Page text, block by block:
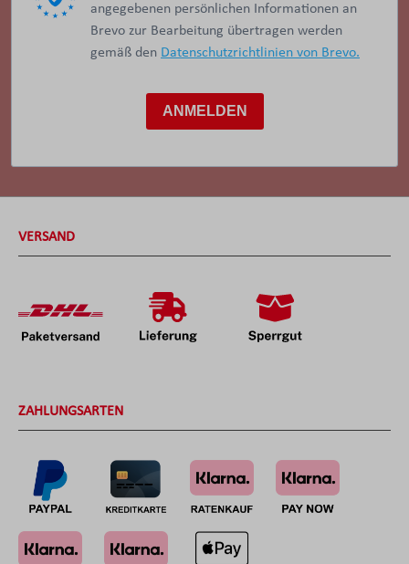
angegebenen persönlichen Informationen an
Brevo zur Bearbeitung übertragen werden
gemäß den Datenschutzrichtlinien von Brevo.
ANMELDEN
VERSAND
ZAHLUNGSARTEN